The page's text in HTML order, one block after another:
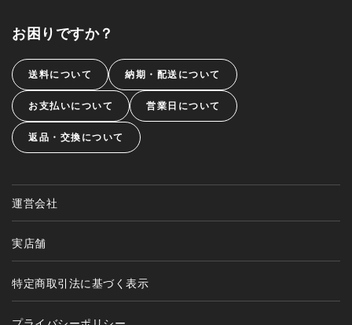
お困りですか？
送料について 納期・配送について
お支払いについて 営業日について
返品・交換について
運営会社
実店舗
特定商取引法に基づく表示